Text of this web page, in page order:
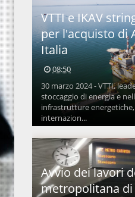
VTTI e IKAV
per l'acquisto di
Italia
08:50
30 marzo 2024 - VTTI,
stoccaggio di energia e
infrastrutture energetiche,
internazion...
Avvio dei lavori
metropolitana di